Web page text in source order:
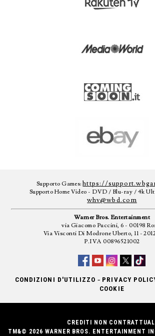
Supporto Games:https://
Supporto Home Video - DVD / Blu-ray / 4k
whv@wbd.com
Warner Bros. Entertainment
via Giacomo Puccini, 6 - 00198
Via Visconti Di Modrone Uberto, 11 -
P.IVA 00896521002
CONDIZIONI D'UTILIZZO - PRIVACY
COOKIE
CREDITI NON
TM&© 2026 WARNER BROS. ENTERTAINMENT